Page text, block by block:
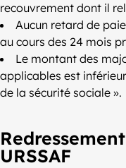
recouvrement dont il
Aucun retard de
au cours des 24 mois
Le montant des
applicables est
de la sécurité sociale ».
URSSAF